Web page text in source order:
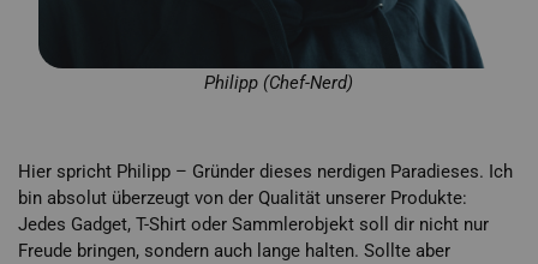
Philipp (Chef-Nerd)
Hier spricht Philipp – Gründer dieses nerdigen Paradieses. Ich
bin absolut überzeugt von der Qualität unserer Produkte:
Jedes Gadget, T-Shirt oder Sammlerobjekt soll dir nicht nur
Freude bringen, sondern auch lange halten. Sollte aber